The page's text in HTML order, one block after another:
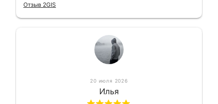
Отзыв 2GIS
20 июля 2026
Илья